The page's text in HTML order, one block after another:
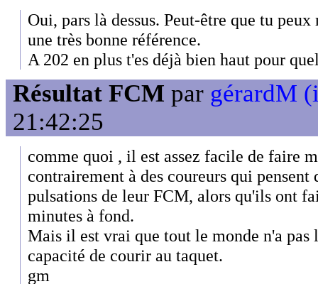
Oui, pars là dessus. Peut-être que tu
une très bonne référence.
A 202 en plus t'es déjà bien haut pour
Résultat FCM par gérardM
21:42:25
comme quoi , il est assez facile de faire
contrairement à des coureurs qui pensent
pulsations de leur FCM, alors qu'ils ont
minutes à fond.
Mais il est vrai que tout le monde n'a pas
capacité de courir au taquet.
gm